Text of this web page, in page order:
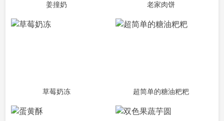
姜撞奶 老家肉饼
草莓奶冻 超简单的糖油粑粑